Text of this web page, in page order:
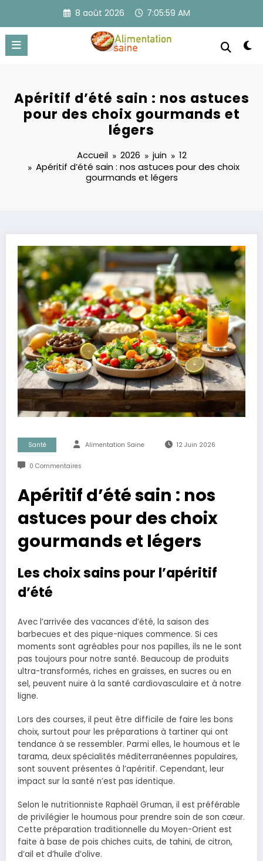
contenu
8 août 2026 7:05:59 AM
Apéritif d’été sain : nos astuces
pour des choix gourmands et
légers
Accueil 2026 juin
12
Apéritif d’été sain : nos astuces pour des choix
gourmands et légers
Santé Alimentation Saine 12 Juin 2026
0 Commentaires
Apéritif d’été sain : nos
astuces pour des choix
gourmands et légers
Les choix sains pour l’apéritif
d’été
Avec l’arrivée des vacances d’été, la saison des
barbecues et des pique-niques commence. Si ces
moments sont agréables pour nos papilles, ils ne le sont
pas toujours pour notre santé. Beaucoup de produits
ultra-transformés, riches en graisses, en sucres ou en
sel, peuvent nuire à la santé cardiovasculaire et à notre
ligne.
Lors des courses, il peut être difficile de faire les bons
choix, surtout pour les préparations à tartiner qui ont
tendance à se ressembler. Parmi elles, le houmous et le
tarama, deux spécialités méditerranéennes populaires,
sont souvent présentes à l’apéritif. Cependant, leur
impact sur la santé n’est pas identique.
Selon le nutritionniste Raphaël Gruman, il est préférable
de privilégier le houmous pour prendre soin de son cœur.
Cette préparation traditionnelle du Moyen-Orient est
faite à base de pois chiches cuits, de tahini, de citron,
d’ail et d’huile d’olive.